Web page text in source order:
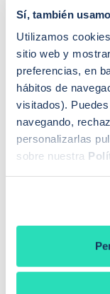
Sí, también
Utilizamos
sitio web y
preferencias, en
hábitos de
visitados).
navegando,
personalizarlas
sobre nuestra
-Sin
-Hipoteca
-Con
primer año) y
-Sin
primer año) y
3.4.Subrogar
Esta entidad
condición de
resto de las